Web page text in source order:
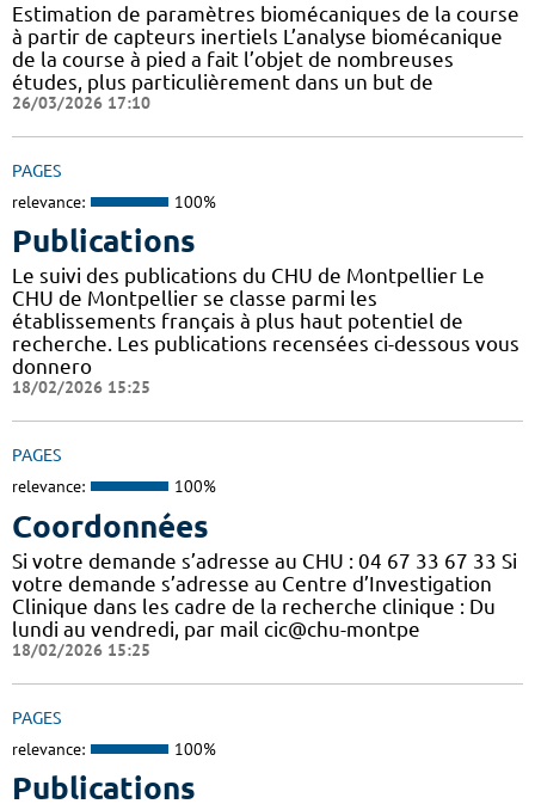
Estimation de paramètres biomécaniques de la course
à partir de capteurs inertiels L’analyse biomécanique
de la course à pied a fait l’objet de nombreuses
études, plus particulièrement dans un but de
26/03/2026 17:10
PAGES
relevance: 100%
Publications
Le suivi des publications du CHU de Montpellier Le
CHU de Montpellier se classe parmi les
établissements français à plus haut potentiel de
recherche. Les publications recensées ci-dessous vous
donnero
18/02/2026 15:25
PAGES
relevance: 100%
Coordonnées
Si votre demande s’adresse au CHU : 04 67 33 67 33 Si
votre demande s’adresse au Centre d’Investigation
Clinique dans les cadre de la recherche clinique : Du
lundi au vendredi, par mail cic@chu-montpe
18/02/2026 15:25
PAGES
relevance: 100%
Publications